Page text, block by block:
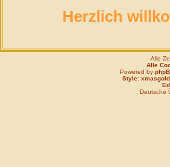
Herzlich
Alle
Alle
Powered by
Style: xmasgold
Deutsche